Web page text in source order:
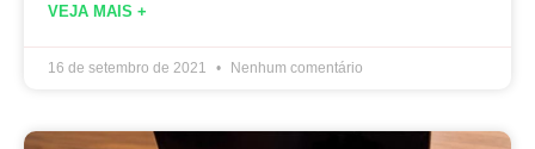
VEJA MAIS +
16 de setembro de 2021 Nenhum comentário